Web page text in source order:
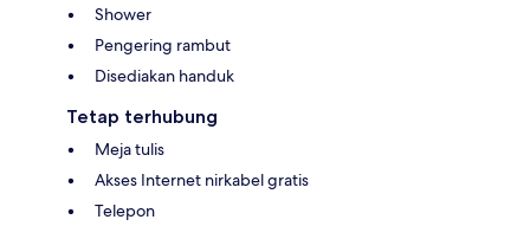
Shower
Pengering rambut
Disediakan handuk
Tetap terhubung
Meja tulis
Akses Internet nirkabel gratis
Telepon